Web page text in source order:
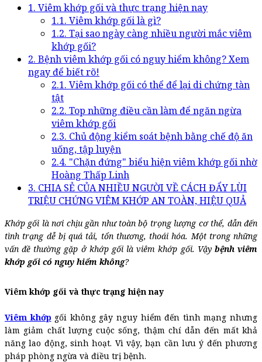
1. Viêm khớp gối và thực trạng hiện nay
1.1. Viêm khớp gối là gì?
1.2. Tại sao ngày càng nhiều người mắc viêm
khớp gối?
2. Bệnh viêm khớp gối có nguy hiểm không? Xem
ngay để biết rõ!
2.1. Viêm khớp gối có thể để lại di chứng tàn
tật
2.2. Top những điều cần làm để ngăn ngừa
viêm khớp gối
2.3. Chủ động kiểm soát bệnh bằng chế độ ăn
uống, tập luyện
2.4. "Chặn đứng" biểu hiện viêm khớp gối nhờ
Hoàng Thấp Linh
3. CHIA SẺ CỦA NHIỀU NGƯỜI VỀ CÁCH ĐẨY LÙI
TRIỆU CHỨNG VIÊM KHỚP AN TOÀN, HIỆU QUẢ
Khớp gối là nơi chịu gần như toàn bộ trọng lượng cơ thể, dẫn đến
tình trạng dễ bị quá tải, tổn thương, thoái hóa. Một trong những
vấn đề thường gặp ở khớp gối là viêm khớp gối. Vậy bệnh viêm
khớp gối có nguy hiểm không?
Viêm khớp gối và thực trạng hiện nay
Viêm khớp gối không gây nguy hiểm đến tình mạng nhưng
làm giảm chất lượng cuộc sống, thậm chí dẫn đến mất khả
năng lao động, sinh hoạt. Vì vậy, bạn cần lưu ý đến phương
pháp phòng ngừa và điều trị bệnh.